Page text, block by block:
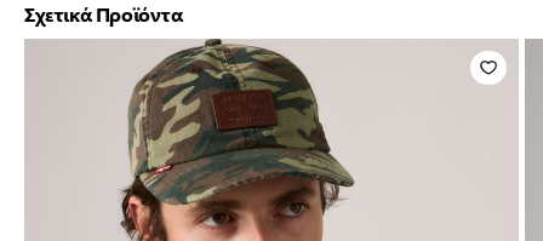
Σχετικά Προϊόντα